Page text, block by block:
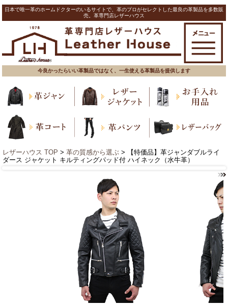
日本で唯一革のホームドクターのいるサイトで、革のプロがセレクトした最良の革製品を多数販
売。革専門店レザーハウス
今良かったらいい革製品ではなく、一生使える革製品を提供します
レザーハウス TOP > 革の質感から選ぶ > 【特価品】革ジャンダブルライ
ダース ジャケット キルティングパッド付 ハイネック（水牛革）